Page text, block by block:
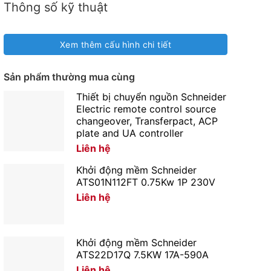
Thông số kỹ thuật
Xem thêm cấu hình chi tiết
Sản phẩm thường mua cùng
Thiết bị chuyển nguồn Schneider
Electric remote control source
changeover, Transferpact, ACP
plate and UA controller
Liên hệ
Khởi động mềm Schneider
ATS01N112FT 0.75Kw 1P 230V
Liên hệ
Khởi động mềm Schneider
ATS22D17Q 7.5KW 17A-590A